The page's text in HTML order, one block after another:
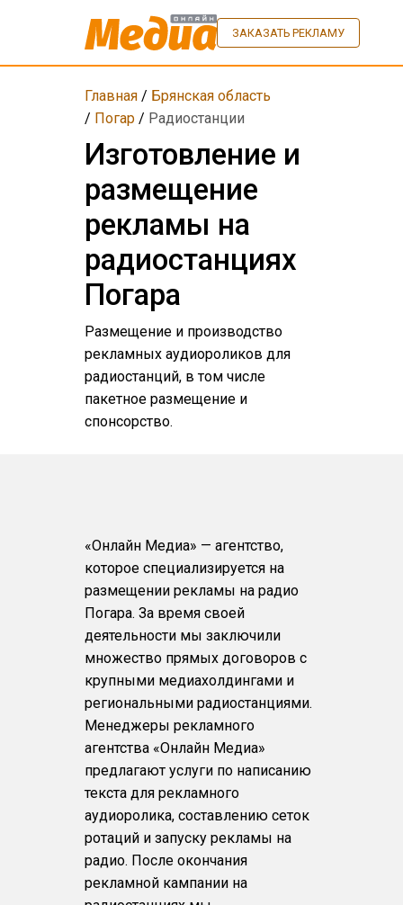
ЗАКАЗАТЬ РЕКЛАМУ
Главная/ Брянская область
/ Погар/ Радиостанции
Изготовление и
размещение
рекламы на
радиостанциях
Погара
Размещение и производство
рекламных аудиороликов для
радиостанций, в том числе
пакетное размещение и
спонсорство.
«Онлайн Медиа» — агентство,
которое специализируется на
размещении рекламы на радио
Погара. За время своей
деятельности мы заключили
множество прямых договоров с
крупными медиахолдингами и
региональными радиостанциями.
Менеджеры рекламного
агентства «Онлайн Медиа»
предлагают услуги по написанию
текста для рекламного
аудиоролика, составлению сеток
ротаций и запуску рекламы на
радио. После окончания
рекламной кампании на